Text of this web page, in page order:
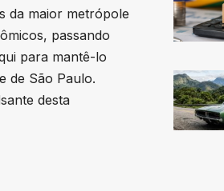
da maior metrópole
passando
para mantê-lo
de São Paulo.
desta